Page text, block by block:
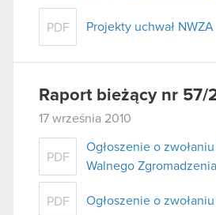
PDF Projekty uchwał NWZA
Raport bieżący nr 57/
17 września 2010
PDF
Ogłoszenie o
Walnego Zgromadzenia
PDF Ogłoszenie o